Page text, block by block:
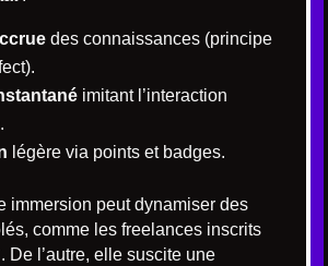
des connaissances (principe
imitant l’interaction
légère via points et badges.
immersion peut dynamiser des
comme les freelances inscrits
De l’autre, elle suscite une